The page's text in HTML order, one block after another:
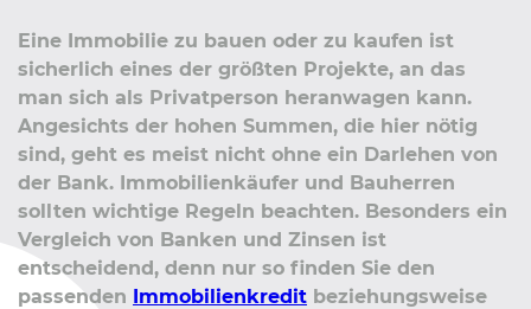
KONTAKT
ANGEBOT
Eine Immobilie zu bauen oder zu kaufen ist
sicherlich eines der größten Projekte, an das
man sich als Privatperson heranwagen kann.
Angesichts der hohen Summen, die hier nötig
sind, geht es meist nicht ohne ein Darlehen von
der Bank. Immobilienkäufer und Bauherren
sollten wichtige Regeln beachten. Besonders ein
Vergleich von Banken und Zinsen ist
entscheidend, denn nur so finden Sie den
passenden Immobilienkredit beziehungsweise